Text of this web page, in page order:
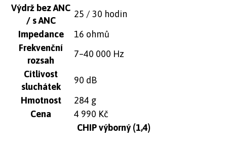
Výdrž bez ANC
/ s ANC
25 / 30 hodin
Impedance
16 ohmů
Frekvenční
rozsah
7–40 000 Hz
Citlivost
sluchátek
90 dB
Hmotnost
284 g
Cena
4 990 Kč
CHIP výborný (1,4)